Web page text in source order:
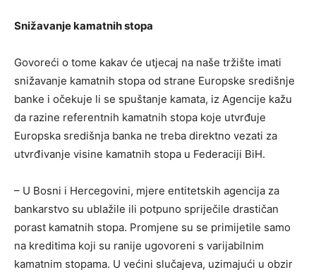
Snižavanje kamatnih stopa
Govoreći o tome kakav će utjecaj na naše tržište imati
snižavanje kamatnih stopa od strane Europske središnje
banke i očekuje li se spuštanje kamata, iz Agencije kažu
da razine referentnih kamatnih stopa koje utvrđuje
Europska središnja banka ne treba direktno vezati za
utvrđivanje visine kamatnih stopa u Federaciji BiH.
– U Bosni i Hercegovini, mjere entitetskih agencija za
bankarstvo su ublažile ili potpuno spriječile drastičan
porast kamatnih stopa. Promjene su se primijetile samo
na kreditima koji su ranije ugovoreni s varijabilnim
kamatnim stopama. U većini slučajeva, uzimajući u obzir